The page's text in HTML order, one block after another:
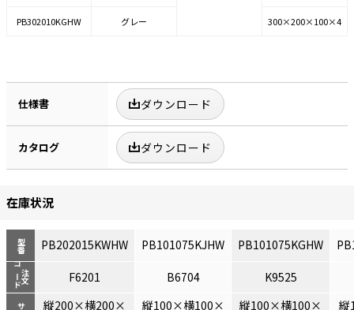
PB302010KGHW グレー 300×200×100×4
仕様書 ダウンロード
カタログ ダウンロード
在庫状況
型番
注文
コード
PB202015KWHW PB101075KJHW PB101075KGHW
F6201 B6704
K9525
縦200×横200×
縦100×横100×
縦100×横100×